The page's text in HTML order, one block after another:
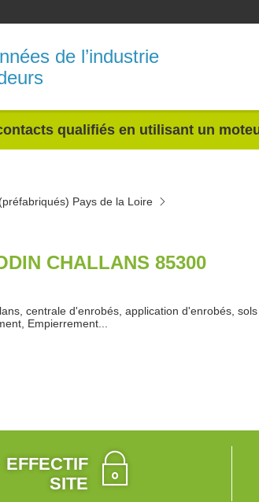
de l’industrie
qualifiés en utilisant un
Pays de la Loire
CHALLANS 85300
centrale d'enrobés, application d'enrobés,
Empierrement...
EFFECTIF
SITE